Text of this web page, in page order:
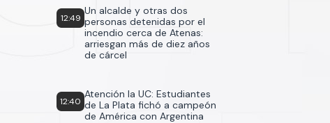
12:49
Un alcalde y otras dos
personas detenidas por el
incendio cerca de Atenas:
arriesgan más de diez años
de cárcel
12:40
Atención la UC: Estudiantes
de La Plata fichó a campeón
de América con Argentina